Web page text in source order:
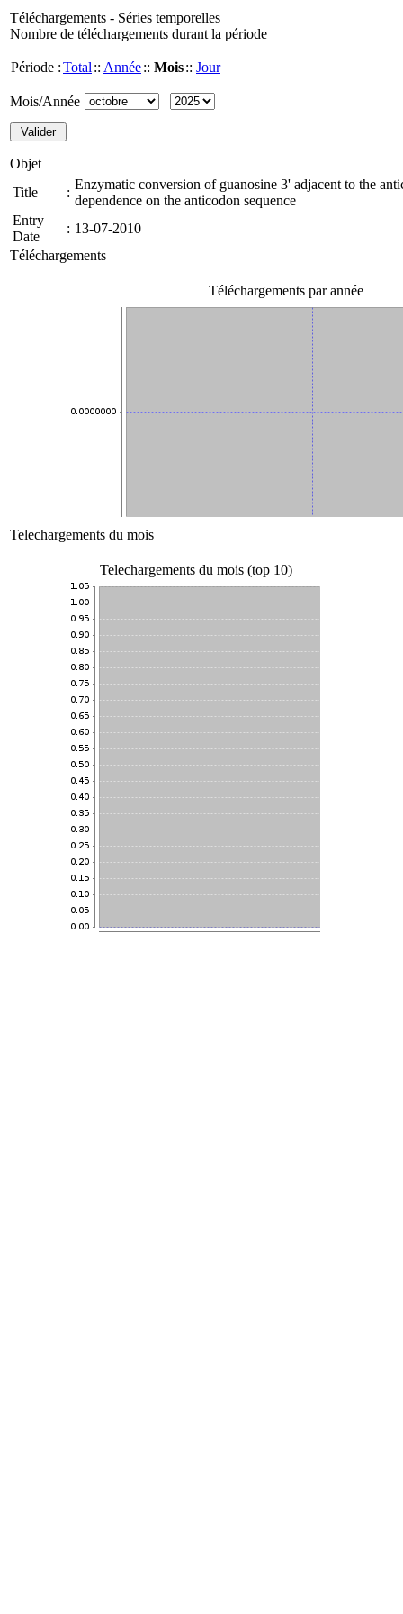
Téléchargements - Séries temporelles
Nombre de téléchargements durant la période
Période :Total :: Année:: Mois:: Jour
Mois/Année
Objet
Title
:
Enzymatic conversion of guanosine 3' adjacent to the
dependence on the anticodon sequence
Entry
Date
: 13-07-2010
Téléchargements
Téléchargements par année
Telechargements du mois
Telechargements du mois (top 10)